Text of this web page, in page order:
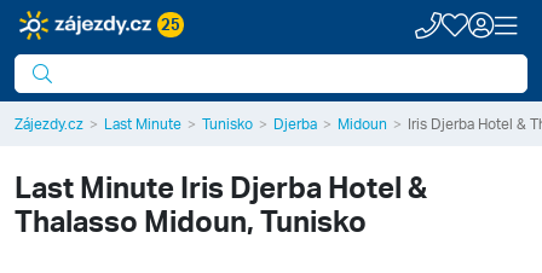
25
Zájezdy.cz Last Minute Tunisko Djerba Midoun Iris Djerba Hotel &
Last MinuteIris Djerba Hotel &
Thalasso Midoun, Tunisko